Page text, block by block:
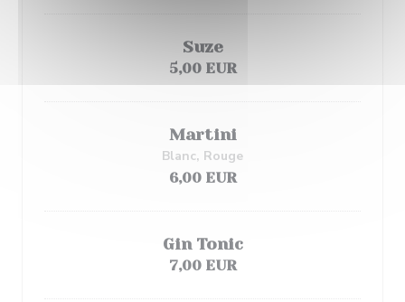
Suze
5,00 EUR
Martini
Blanc, Rouge
6,00 EUR
Gin Tonic
7,00 EUR